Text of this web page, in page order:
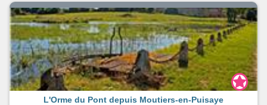
L'Orme du Pont depuis Moutiers-en-Puisaye